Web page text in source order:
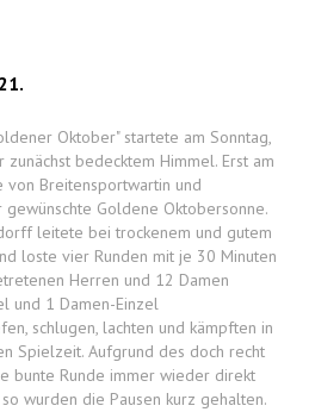
Oktober" startete am Sonntag,
bedecktem Himmel. Erst am
von Breitensportwartin und
Goldene Oktobersonne.
leitete bei trockenem und gutem
loste vier Runden mit je 30 Minuten
Herren und 12 Damen
und 1 Damen-Einzel
schlugen, lachten und kämpften in
Spielzeit. Aufgrund des doch recht
bunte Runde immer wieder direkt
wurden die Pausen kurz gehalten.